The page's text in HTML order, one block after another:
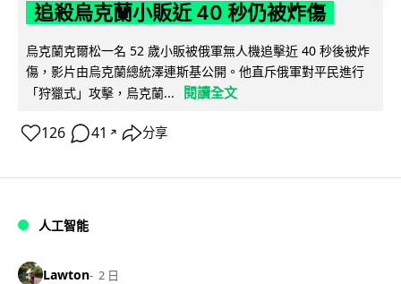
追殺烏克蘭小販近 40 秒仍被炸傷
烏克蘭克爾松一名 52 歲小販被俄軍無人機追擊近 40 秒後被炸
傷，影片由烏克蘭總統澤連斯基公開。他直斥俄軍對平民進行
「狩獵式」攻擊，烏克蘭...
閱讀全文
126 41 ↗ 分享
人工智能
Lawton 2 日